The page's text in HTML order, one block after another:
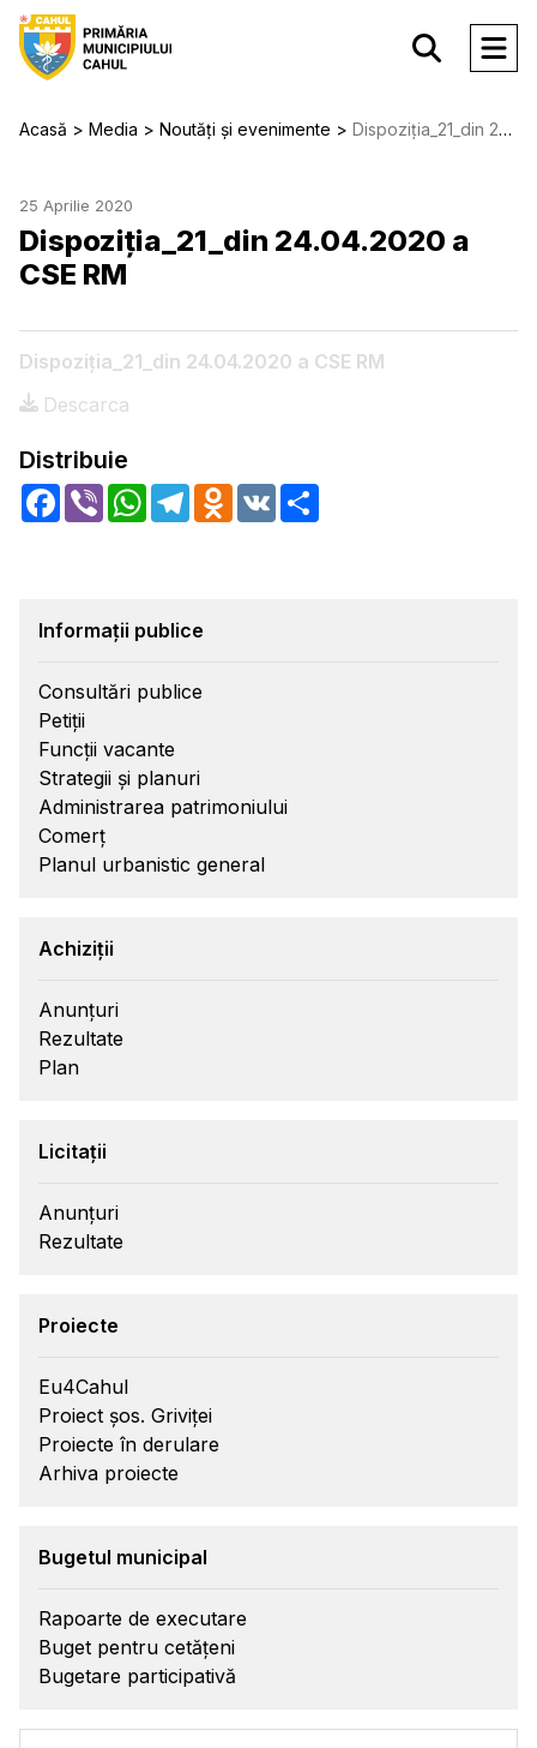
Acasă Media Noutăți și evenimente Dispoziția_21_din 24.04.2020 a CSE RM
25 Aprilie 2020
Dispoziția_21_din 24.04.2020 a
CSE RM
Dispoziția_21_din 24.04.2020 a CSE RM
Descarca
Distribuie
Facebook
Viber WhatsApp
TelegramOdnoklassniki
VK
Informații publice
Consultări publice
Petiții
Funcții vacante
Strategii și planuri
Administrarea patrimoniului
Comerț
Planul urbanistic general
Achiziții
Anunțuri
Rezultate
Plan
Licitații
Anunțuri
Rezultate
Proiecte
Eu4Cahul
Proiect șos. Griviței
Proiecte în derulare
Arhiva proiecte
Bugetul municipal
Rapoarte de executare
Buget pentru cetățeni
Bugetare participativă